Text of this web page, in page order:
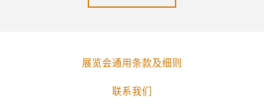
展览会通用条款及细则
联系我们